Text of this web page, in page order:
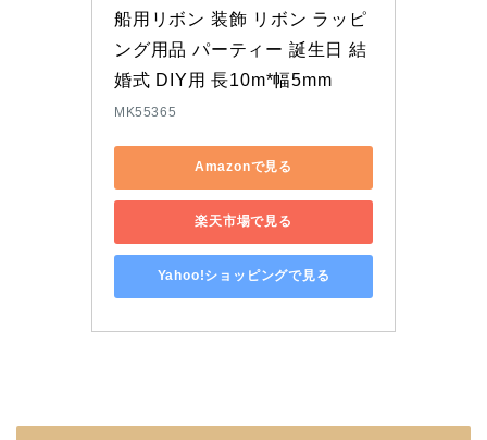
船用リボン 装飾 リボン ラッピ
ング用品 パーティー 誕生日 結
婚式 DIY用 長10m*幅5mm
MK55365
Amazonで見る
楽天市場で見る
Yahoo!ショッピングで見る